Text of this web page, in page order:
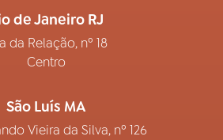
de Janeiro RJ
da Relação, nº 18
Centro
São Luís MA
Vieira da Silva, nº 126